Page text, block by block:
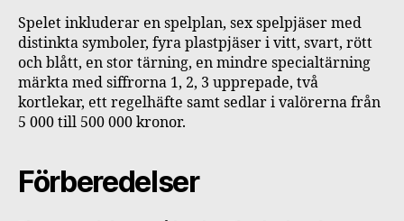
Spelet inkluderar en spelplan, sex spelpjäser med
distinkta symboler, fyra plastpjäser i vitt, svart, rött
och blått, en stor tärning, en mindre specialtärning
märkta med siffrorna 1, 2, 3 upprepade, två
kortlekar, ett regelhäfte samt sedlar i valörerna från
5 000 till 500 000 kronor.
Förberedelser